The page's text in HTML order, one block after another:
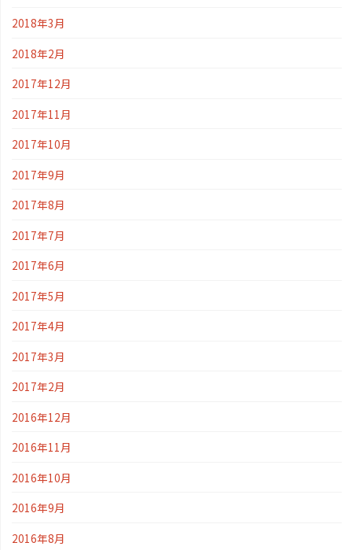
2018年3月
2018年2月
2017年12月
2017年11月
2017年10月
2017年9月
2017年8月
2017年7月
2017年6月
2017年5月
2017年4月
2017年3月
2017年2月
2016年12月
2016年11月
2016年10月
2016年9月
2016年8月